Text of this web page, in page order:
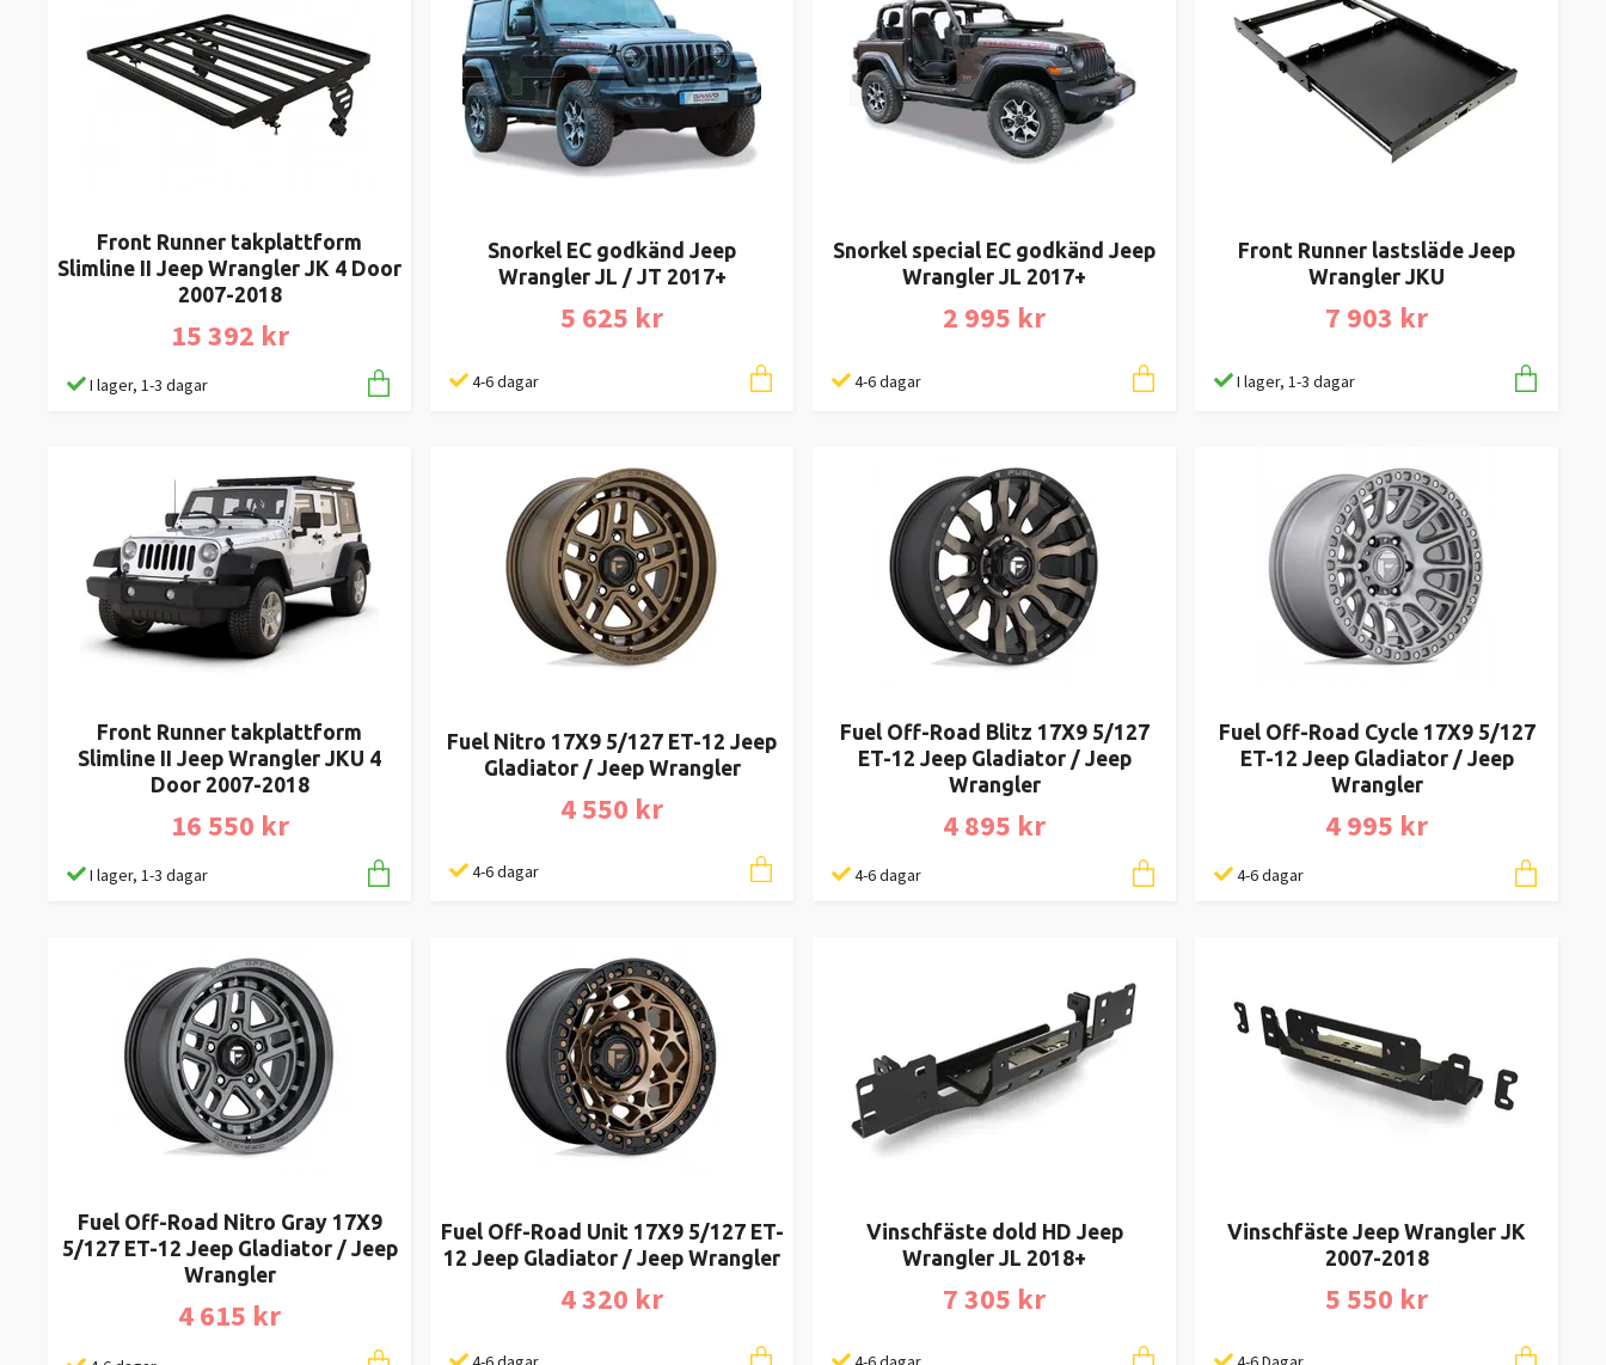
Front Runner takplattform
Slimline II Jeep Wrangler JK 4 Door
2007-2018
15 392 kr
I lager, 1-3 dagar
Snorkel EC godkänd Jeep
Wrangler JL / JT 2017+
5 625 kr
4-6 dagar
Snorkel special EC godkänd Jeep
Wrangler JL 2017+
2 995 kr
4-6 dagar
Front Runner lastsläde Jeep
Wrangler JKU
7 903 kr
I lager, 1-3 dagar
Front Runner takplattform
Slimline II Jeep Wrangler JKU 4
Door 2007-2018
16 550 kr
I lager, 1-3 dagar
Fuel Nitro 17X9 5/127 ET-12 Jeep
Gladiator / Jeep Wrangler
4 550 kr
4-6 dagar
Fuel Off-Road Blitz 17X9 5/127
ET-12 Jeep Gladiator / Jeep
Wrangler
4 895 kr
4-6 dagar
Fuel Off-Road Cycle 17X9 5/127
ET-12 Jeep Gladiator / Jeep
Wrangler
4 995 kr
4-6 dagar
Fuel Off-Road Nitro Gray 17X9
5/127 ET-12 Jeep Gladiator / Jeep
Wrangler
4 615 kr
Fuel Off-Road Unit 17X9 5/127 ET-
12 Jeep Gladiator / Jeep Wrangler
4 320 kr
Vinschfäste dold HD Jeep
Wrangler JL 2018+
7 305 kr
Vinschfäste Jeep Wrangler JK
2007-2018
5 550 kr